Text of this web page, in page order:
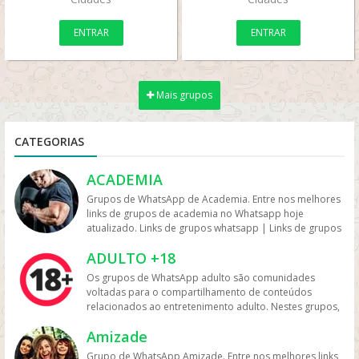
ENTRAR ENTRAR
Mais grupos
CATEGORIAS
ACADEMIA
Grupos de WhatsApp de Academia. Entre nos melhores
links de grupos de academia no Whatsapp hoje
atualizado. Links de grupos whatsapp | Links de grupos
de Whatsapp – Link Grupo Whatsapp. Só os melhores
links de grupos do Whatsapp entre agora porque os
links podem expirar. Mas antes compartilhe os grupos
na redes sociais. Conheça os grupos na rede sociais
whatsapp e converse com pessoas porque é tudo de
bom. Interaja com pessoas do brasil inteiro e também
de fora do brasil. Em grupos de whatsapp, entre em
ADULTO +18
Os grupos de WhatsApp adulto são comunidades
voltadas para o compartilhamento de conteúdos
relacionados ao entretenimento adulto. Nestes grupos,
discutir temas como sensualidade, relacionamento e
experiências pessoais. Muitos desses grupos focam na
Amizade
Grupo de WhatsApp Amizade. Entre nos melhores links